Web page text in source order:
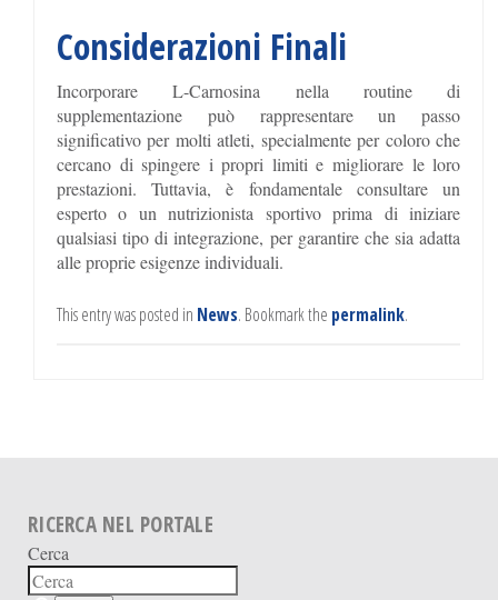
Considerazioni Finali
Incorporare L-Carnosina nella routine di
supplementazione può rappresentare un passo
significativo per molti atleti, specialmente per coloro che
cercano di spingere i propri limiti e migliorare le loro
prestazioni. Tuttavia, è fondamentale consultare un
esperto o un nutrizionista sportivo prima di iniziare
qualsiasi tipo di integrazione, per garantire che sia adatta
alle proprie esigenze individuali.
This entry was posted in News. Bookmark the permalink.
RICERCA NEL PORTALE
Cerca